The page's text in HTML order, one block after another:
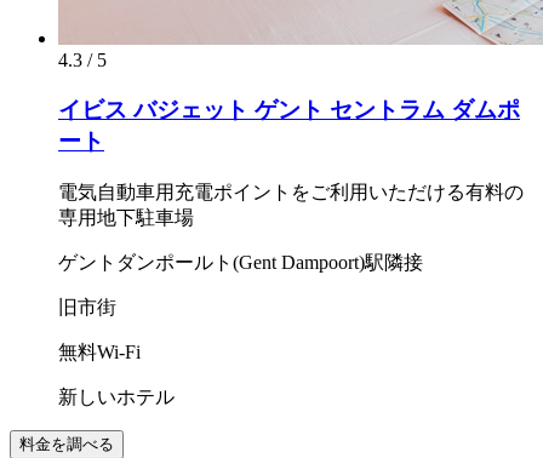
4.3 / 5
イビス バジェット ゲント セントラム ダムポ
ート
電気自動車用充電ポイントをご利用いただける有料の
専用地下駐車場
ゲントダンポールト(Gent Dampoort)駅隣接
旧市街
無料Wi-Fi
新しいホテル
料金を調べる